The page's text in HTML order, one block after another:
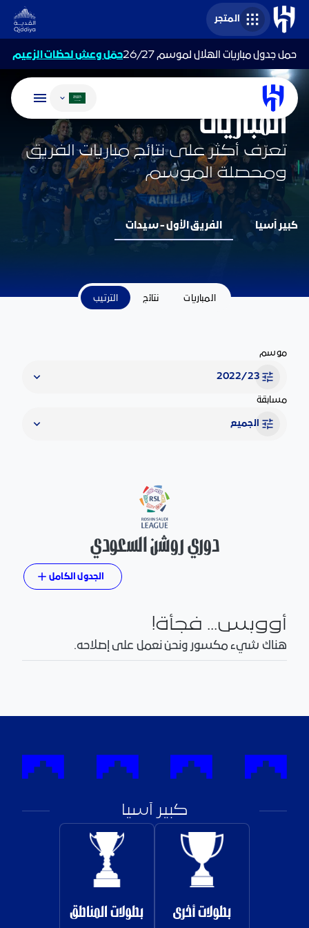
المتجر
حمل جدول مباريات الهلال لموسم 26/27 حمّل وعش لحظات الزعيم
تغيير اللغة فريق السيدات
المباريات
تعرّف أكثر على نتائج مباريات الفريق
ومحصلة الموسم
كبير آسيا الفريق الأول - سيدات
المباريات نتائج الترتيب
موسم
2022/23
مسابقة
الجميع
دوري روشن السعودي
الجدول الكامل
أووبس... فجأة!
هناك شيء مكسور ونحن نعمل على إصلاحه.
كبير آسيا
بطولات أخرى بطولات المناطق